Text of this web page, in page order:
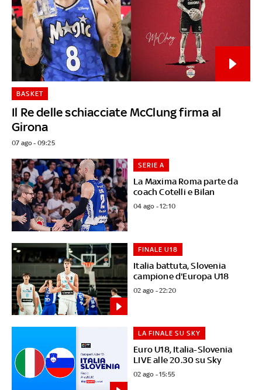
Il Re delle schiacciate McClung firma al
Girona
BASKET
07 ago - 09:25
La Maxima Roma parte da
coach Cotelli e Bilan
SERIE A
04 ago - 12:10
Italia battuta, Slovenia
campione d'Europa U18
FINALE U18
02 ago - 22:20
Euro U18, Italia-Slovenia
LIVE alle 20.30 su Sky
LA FINALE SU SKY
02 ago - 15:55